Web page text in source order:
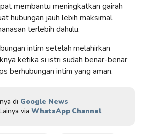
membantu meningkatkan gairah
hubungan jauh lebih maksimal.
terlebih dahulu.
intim setelah melahirkan
ketika si istri sudah benar-benar
berhubungan intim yang aman.
di Google News
via WhatsApp Channel